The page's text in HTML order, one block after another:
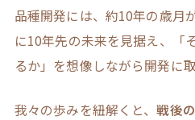
品種開発には、約10年の歳月
に10年先の未来を見据え、「
るか」を想像しながら開発に
我々の歩みを紐解くと、戦後